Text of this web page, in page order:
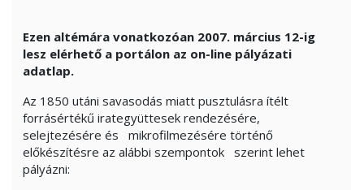
Ezen altémára vonatkozóan 2007. március 12-ig
lesz elérhető a portálon az on-line pályázati
adatlap.
Az 1850 utáni savasodás miatt pusztulásra ítélt
forrásértékű irategyüttesek rendezésére,
selejtezésére és
mikrofilmezésére történő
előkészítésre az alábbi szempontok szerint lehet
pályázni: